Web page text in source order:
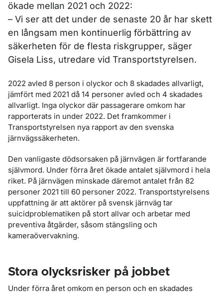
ökade mellan 2021 och 2022:
– Vi ser att det under de senaste 20 år har skett
en långsam men kontinuerlig förbättring av
säkerheten för de flesta riskgrupper, säger
Gisela Liss, utredare vid Transportstyrelsen.
2022 avled 8 person i olyckor och 8 skadades allvarligt,
jämfört med 2021 då 14 personer avled och 4 skadades
allvarligt. Inga olyckor där passagerare omkom har
rapporterats in under 2022. Det framkommer i
Transportstyrelsen nya rapport av den svenska
järnvägssäkerheten.
Den vanligaste dödsorsaken på järnvägen är fortfarande
självmord. Under förra året ökade antalet självmord i hela
riket. På järnvägen minskade däremot antalet från 82
personer 2021 till 60 personer 2022. Transportstyrelsens
uppfattning är att aktörer på svensk järnväg tar
suicidproblematiken på stort allvar och arbetar med
preventiva åtgärder, såsom stängsling och
kameraövervakning.
Stora olycksrisker på jobbet
Under förra året omkom en person och en skadades